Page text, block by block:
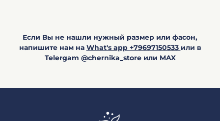
Если Вы не нашли нужный размер или фасон,
напишите нам на What's app +79697150533 или в
Telergam @chernika_storeили MAX